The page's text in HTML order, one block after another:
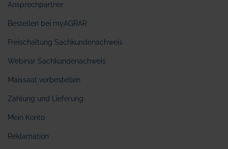
Ansprechpartner
Bestellen bei myAGRAR
Freischaltung Sachkundenachweis
Webinar Sachkundenachweis
Maissaat vorbestellen
Zahlung und Lieferung
Mein Konto
Reklamation